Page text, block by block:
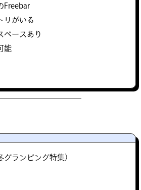
Freebar
リがいる
ペースあり
能
グランピング特集）